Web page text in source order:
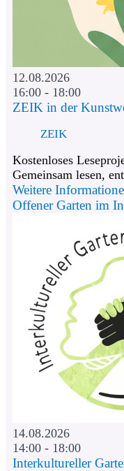
12.08.2026
16:00 - 18:00
ZEIK in der
ZEIK
Kostenloses
Gemeinsam lesen,
Weitere
Offener Garten im
14.08.2026
14:00 - 18:00
Interkultureller